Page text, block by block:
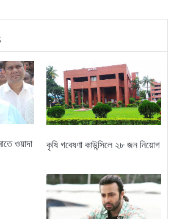
ওয়াদা
কৃষি গবেষণা কাউন্সিলে ২৮ জন নিয়োগ